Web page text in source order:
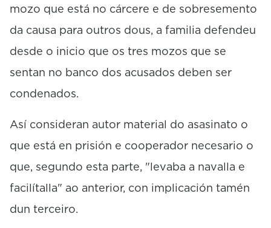
mozo que está no cárcere e de sobresemento
da causa para outros dous, a familia defendeu
desde o inicio que os tres mozos que se
sentan no banco dos acusados deben ser
condenados.
Así consideran autor material do asasinato o
que está en prisión e cooperador necesario o
que, segundo esta parte, "levaba a navalla e
facilítalla" ao anterior, con implicación tamén
dun terceiro.